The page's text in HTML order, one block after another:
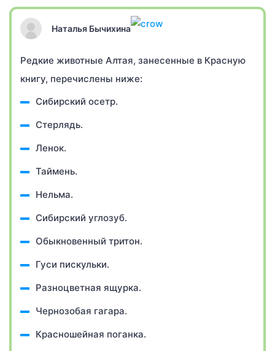
Наталья Бычихина
Редкие животные Алтая, занесенные в Красную
книгу, перечислены ниже:
Сибирский осетр.
Стерлядь.
Ленок.
Таймень.
Нельма.
Сибирский углозуб.
Обыкновенный тритон.
Гуси пискульки.
Разноцветная ящурка.
Чернозобая гагара.
Красношейная поганка.